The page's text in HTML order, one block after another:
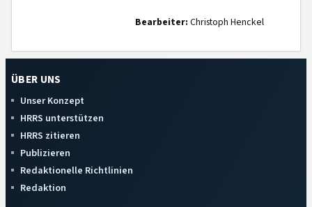
Bearbeiter: Christoph Henckel
ÜBER UNS
Unser Konzept
HRRS unterstützen
HRRS zitieren
Publizieren
Redaktionelle Richtlinien
Redaktion